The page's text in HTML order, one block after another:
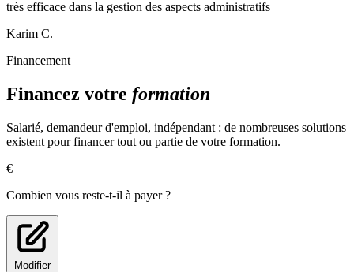
très efficace dans la gestion des aspects administratifs
Karim C.
Financement
Financez votre formation
Salarié, demandeur d'emploi, indépendant : de nombreuses solutions
existent pour financer tout ou partie de votre formation.
€
Combien vous reste-t-il à payer ?
Modifier